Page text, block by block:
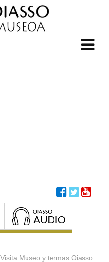
Visita Museo y termas Oiasso